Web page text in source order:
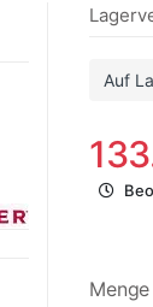
Auf
Menge